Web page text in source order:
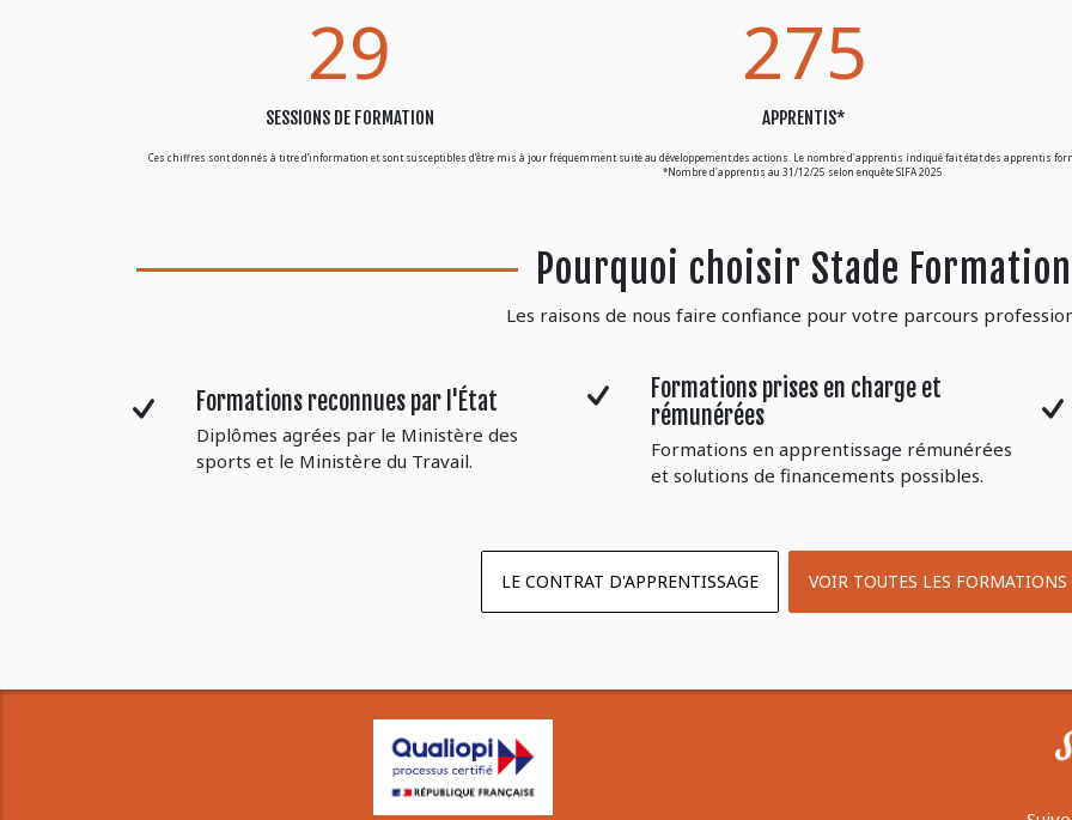
29
SESSIONS DE FORMATION
275
APPRENTIS*
Ces chiffres sont donnés à titre d’information et sont susceptibles d’être mis à jour fréquemment suite au développement des actions. Le nombre d'apprentis indiqué fait état des apprentis
*Nombre d'apprentis au 31/12/25 selon enquête SIFA 2025.
Pourquoi choisir Stade Formation
Les raisons de nous faire confiance pour votre parcours
Formations reconnues par l'État
Diplômes agrées par le Ministère des
sports et le Ministère du Travail.
Formations prises en charge et
rémunérées
Formations en apprentissage rémunérées
et solutions de financements possibles.
LE CONTRAT D'APPRENTISSAGE VOIR TOUTES LES FORMATIONS